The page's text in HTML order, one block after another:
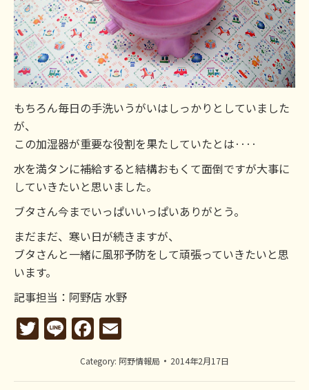
もちろん毎日の手洗いうがいはしっかりとしていました
が、
この加湿器が重要な役割を果たしていたとは‥‥
水を満タンに補給すると結構おもくて面倒ですが大事に
していきたいと思いました。
ブタさん今までいっぱいいっぱいありがとう。
まだまだ、寒い日が続きますが、
ブタさんと一緒に風邪予防をして頑張っていきたいと思
います。
記事担当：阿野店 水野
Twitter
LineFacebook
Category: 阿野情報局 2014年2月17日